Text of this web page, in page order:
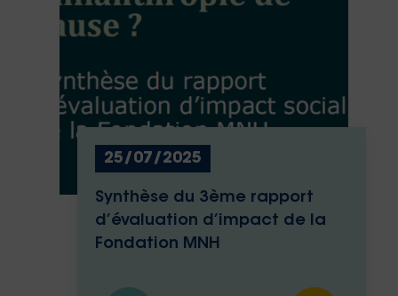
25/07/2025
Synthèse du 3ème rapport
d’évaluation d’impact de la
Fondation MNH